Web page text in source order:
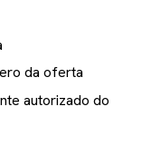
da oferta
autorizado do